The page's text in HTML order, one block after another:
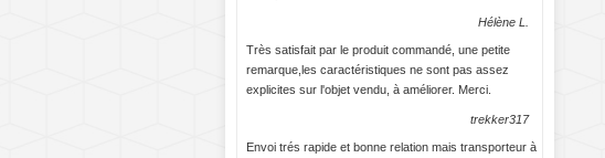
Hélène L.
Très satisfait par le produit commandé, une petite
remarque,les caractéristiques ne sont pas assez
explicites sur l'objet vendu, à améliorer. Merci.
trekker317
Envoi trés rapide et bonne relation mais transporteur à